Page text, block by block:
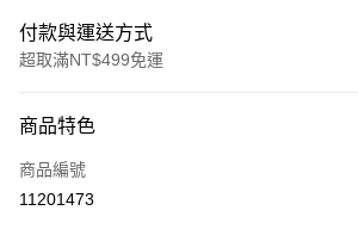
付款與運送方式
超取滿NT$499免運
信用卡一次付款
運送方式
商品特色
商品編號
11201473